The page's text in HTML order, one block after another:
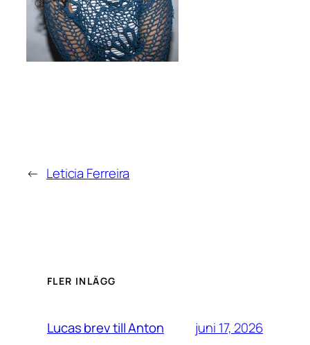
← Leticia Ferreira
FLER INLÄGG
Lucas brev till Anton juni 17, 2026